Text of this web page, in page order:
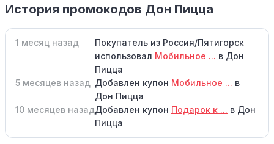
История промокодов Дон Пицца
1 месяц назад
Покупатель из Россия/Пятигорск
использовал Мобильное ... в Дон
Пицца
5 месяцев назад Добавлен купон Мобильное ... в
Дон Пицца
10 месяцев назадДобавлен купон Подарок к ... в Дон
Пицца